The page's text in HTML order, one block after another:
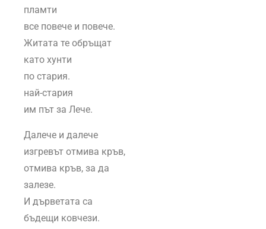
пламти
все повече и повече.
Житата те обръщат
като хунти
по стария.
най-стария
им път за Лече.
Далече и далече
изгревът отмива кръв,
отмива кръв, за да
залезе.
И дърветата са
бъдещи ковчези.